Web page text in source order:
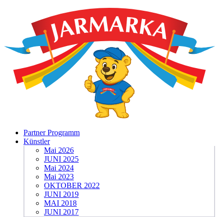
Partner Programm
Künstler
Mai 2026
JUNI 2025
Mai 2024
Mai 2023
OKTOBER 2022
JUNI 2019
MAI 2018
JUNI 2017